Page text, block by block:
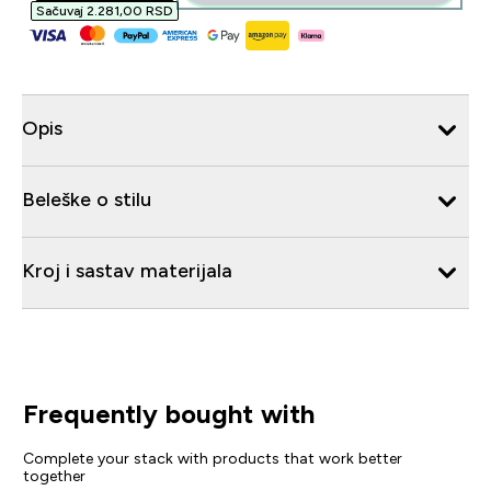
Sačuvaj 2.281,00 RSD‎
Opis
Beleške o stilu
Kroj i sastav materijala
Frequently bought with
Complete your stack with products that work better
together